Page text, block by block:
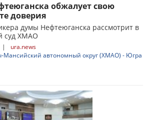
обжалует свою
доверия
думы Нефтеюганска рассмотрит в
суд ХМАО
|
ura.news
Мансийский автономный округ (ХМАО) - Югра